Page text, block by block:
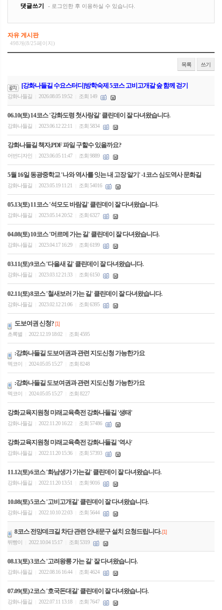
자유 게시판
498개(8/25페이지)
목록 쓰기
[강화나들길 수요스터디]방학숙제 5코스 고비고개갈 숲 함께 걷기
강화나들길 2026.08.05 19:52 조회 149
06.10(토) 14코스 '강화도령 첫사랑길' 클린데이 잘 다녀왔습니다.
강화나들길 2023.06.12 22:11 조회 5834
강화나들길 책자,PDF 파일 구할수 있을까요?
어번디자인 2023.06.05 11:47 조회 9889
5월 16일 동광중학교 '나와 역사를 잇는 내 고장 알기' -1코스 심도역사 문화길
강화나들길 2023.05.19 11:21 조회 54016
05.13(토) 11코스 '석모도 바람길' 클린데이 잘 다녀왔습니다.
강화나들길 2023.05.14 20:52 조회 6327
04.08(토) 10코스 '머르메 가는 길' 클린데이 잘 다녀왔습니다.
강화나들길 2023.04.17 16:29 조회 6199
03.11(토) 9코스 '다을새 길' 클린데이 잘 다녀왔습니다.
강화나들길 2023.03.12 21:33 조회 6150
02.11(토) 8코스 '철새보러 가는 길' 클린데이 잘 다녀왔습니다.
강화나들길 2023.02.12 21:06 조회 6395
도보여권 신청?[1]
초록별
2022.12.19 18:02 조회 4595
:강화나들길 도보여권과 관련 지도신청 가능한가요
멕코이 2024.05.05 15:27 조회 8248
:강화나들길 도보여권과 관련 지도신청 가능한가요
멕코이 2024.05.05 15:27 조회 8227
강화교육지원청 미래교육축전 강화나들길 '생태'
강화나들길 2022.11.20 16:22 조회 57486
강화교육지원청 미래교육축전 강화나들길 '역사'
강화나들길 2022.11.20 15:36 조회 57393
11.12(토) 6코스 '화남생가 가는길' 클린데이 잘 다녀왔습니다.
강화나들길 2022.11.20 13:51 조회 9016
10.08(토) 5코스 '고비고개길' 클린데이 잘 다녀왔습니다.
강화나들길 2022.10.10 22:03 조회 5644
8코스 전망데크길 차단 관련 안내문구 설치 요청드립니다. [1]
뛰빵이
2022.10.04 15:17 조회 5319
08.13(토) 3코스 '고려왕릉 가는 길' 잘 다녀왔습니다.
강화나들길 2022.08.16 16:44 조회 4624
07.09(토) 2코스 '호국돈대길' 클린데이 잘 다녀왔습니다.
강화나들길 2022.07.11 13:18 조회 7647